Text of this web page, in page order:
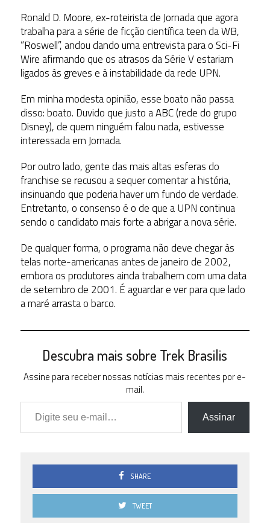
Ronald D. Moore, ex-roteirista de Jornada que agora
trabalha para a série de ficção científica teen da WB,
“Roswell”, andou dando uma entrevista para o Sci-Fi
Wire afirmando que os atrasos da Série V estariam
ligados às greves e à instabilidade da rede UPN.
Em minha modesta opinião, esse boato não passa
disso: boato. Duvido que justo a ABC (rede do grupo
Disney), de quem ninguém falou nada, estivesse
interessada em Jornada.
Por outro lado, gente das mais altas esferas do
franchise se recusou a sequer comentar a história,
insinuando que poderia haver um fundo de verdade.
Entretanto, o consenso é o de que a UPN continua
sendo o candidato mais forte a abrigar a nova série.
De qualquer forma, o programa não deve chegar às
telas norte-americanas antes de janeiro de 2002,
embora os produtores ainda trabalhem com uma data
de setembro de 2001. É aguardar e ver para que lado
a maré arrasta o barco.
Descubra mais sobre Trek Brasilis
Assine para receber nossas notícias mais recentes por e-
mail.
Digite seu e-mail…
Assinar
SHARE
TWEET